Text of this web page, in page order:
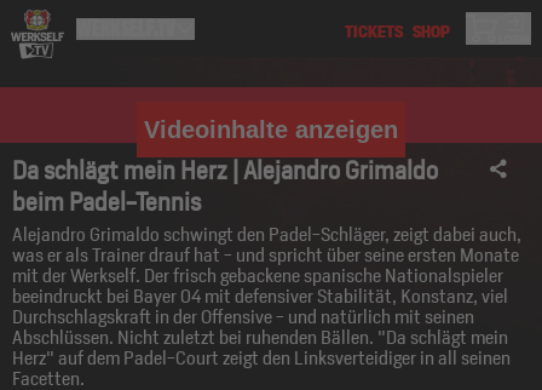
Videoinhalte anzeigen
Da schlägt mein Herz | Alejandro Grimaldo
beim Padel-Tennis
Alejandro Grimaldo schwingt den Padel-Schläger, zeigt dabei auch,
was er als Trainer drauf hat - und spricht über seine ersten Monate
mit der Werkself. Der frisch gebackene spanische Nationalspieler
beeindruckt bei Bayer 04 mit defensiver Stabilität, Konstanz, viel
Durchschlagskraft in der Offensive - und natürlich mit seinen
Abschlüssen. Nicht zuletzt bei ruhenden Bällen. "Da schlägt mein
Herz" auf dem Padel-Court zeigt den Linksverteidiger in all seinen
Facetten.